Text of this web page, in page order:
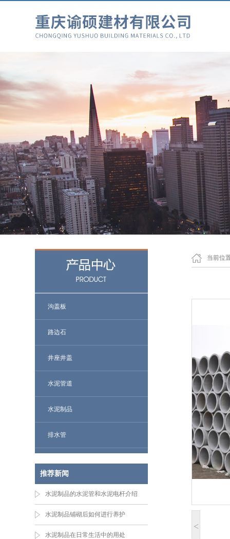
沟盖板
路边石
井座井盖
水泥管道
水泥制品
排水管
推荐新闻
水泥制品的水泥管和水泥电杆介绍
水泥制品铺砌后如何进行养护
水泥制品在日常生活中的用处
当前位
<